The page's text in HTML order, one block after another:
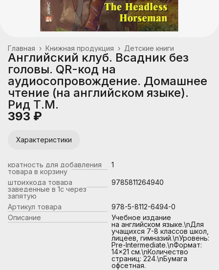
Детские книги
Книжная продукция ›
Главная ›
Английский клуб. Всадник без
головы. QR-код на
аудиосопровождение. Домашнее
чтение (на английском языке).
Рид Т.М.
393 ₽
Характеристики
кратность для добавления
товара в корзину
1
штрихкода товара
заведенные в 1с через
запятую
9785811264940
Артикул товара
978-5-8112-6494-0
Описание
Учебное издание
на английском языке.\nДля
учащихся 7-8 классов школ,
лицеев, гимназий.\nУровень:
Pre-Intermediate.\nФормат:
14×21 см.\nКоличество
страниц: 224.\nБумага
офсетная.